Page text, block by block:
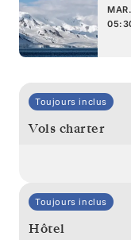
Toujours inclus
Vols charter
Toujours inclus
Hôtel